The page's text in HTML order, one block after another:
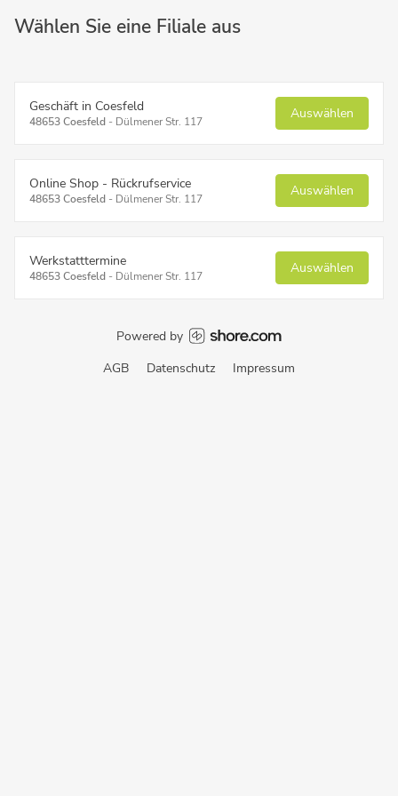
Wählen Sie eine Filiale aus
Geschäft in Coesfeld
48653 Coesfeld - Dülmener Str. 117 Auswählen
Online Shop - Rückrufservice
48653 Coesfeld - Dülmener Str. 117 Auswählen
Werkstatttermine
48653 Coesfeld - Dülmener Str. 117 Auswählen
Powered by
AGB
Datenschutz Impressum